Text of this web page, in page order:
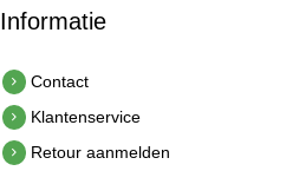
Informatie
Contact
Klantenservice
Retour aanmelden